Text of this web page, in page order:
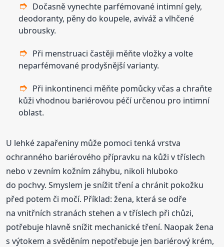
Dočasně vynechte parfémované intimní gely,
deodoranty, pěny do koupele, aviváž a vlhčené
ubrousky.
Při menstruaci častěji měňte vložky a volte
neparfémované prodyšnější varianty.
Při inkontinenci měňte pomůcky včas a chraňte
kůži vhodnou bariérovou péčí určenou pro intimní
oblast.
U lehké zapařeniny může pomoci tenká vrstva
ochranného bariérového přípravku na kůži v tříslech
nebo v zevním kožním záhybu, nikoli hluboko
do pochvy. Smyslem je snížit tření a chránit pokožku
před potem či močí. Příklad: žena, která se odře
na vnitřních stranách stehen a v tříslech při chůzi,
potřebuje hlavně snížit mechanické tření. Naopak žena
s výtokem a svěděním nepotřebuje jen bariérový krém,